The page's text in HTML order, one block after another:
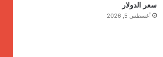
سعر الدولار
أغسطس 5, 2026